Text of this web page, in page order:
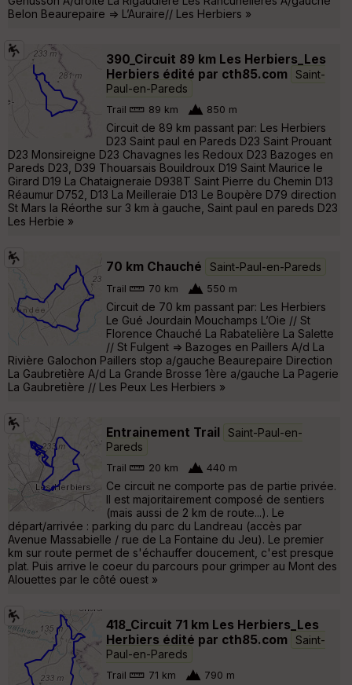
Belon Beaurepaire => L’Auraire// Les Herbiers »
390_Circuit 89 km Les Herbiers_Les
Herbiers édité par cth85.com
Saint-
Paul-en-Pareds
Trail 89 km 850 m
Circuit de 89 km passant par: Les Herbiers
D23 Saint paul en Pareds D23 Saint Prouant
D23 Monsireigne D23 Chavagnes les Redoux D23 Bazoges en
Pareds D23, D39 Thouarsais Bouildroux D19 Saint Maurice le
Girard D19 La Chataigneraie D938T Saint Pierre du Chemin D13
Réaumur D752, D13 La Meilleraie D13 Le Boupère D79 direction
St Mars la Réorthe sur 3 km à gauche, Saint paul en pareds D23
Les Herbie »
70 km Chauché Saint-Paul-en-Pareds
Trail 70 km 550 m
Circuit de 70 km passant par: Les Herbiers
Le Gué Jourdain Mouchamps L’Oie // St
Florence Chauché La Rabatelière La Salette
// St Fulgent => Bazoges en Paillers A/d La
Rivière Galochon Paillers stop a/gauche Beaurepaire Direction
La Gaubretière A/d La Grande Brosse 1ère a/gauche La Pagerie
La Gaubretière // Les Peux Les Herbiers »
Entrainement Trail
Saint-Paul-en-
Pareds
Trail 20 km 440 m
Ce circuit ne comporte pas de partie privée.
Il est majoritairement composé de sentiers
(mais aussi de 2 km de route...). Le
départ/arrivée : parking du parc du Landreau (accès par
Avenue Massabielle / rue de La Fontaine du Jeu). Le premier
km sur route permet de s'échauffer doucement, c'est presque
plat. Puis arrive le coeur du parcours pour grimper au Mont des
Alouettes par le côté ouest »
418_Circuit 71 km Les Herbiers_Les
Herbiers édité par cth85.com
Saint-
Paul-en-Pareds
Trail 71 km 790 m